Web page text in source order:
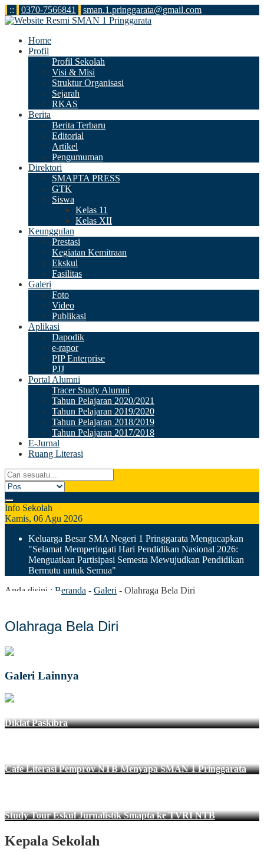
:: 0370-7566841 sman.1.pringgarata@gmail.com
Home
Profil
Profil Sekolah
Visi & Misi
Struktur Organisasi
Sejarah
RKAS
Berita
Berita Terbaru
Editorial
Artikel
Pengumuman
Direktori
SMAPTA PRESS
GTK
Siswa
Kelas 11
Kelas XII
Keunggulan
Prestasi
Kegiatan Kemitraan
Ekskul
Fasilitas
Galeri
Foto
Video
Publikasi
Aplikasi
Dapodik
e-rapor
PIP Enterprise
PJJ
Portal Alumni
Tracer Study Alumni
Tahun Pelajaran 2020/2021
Tahun Pelajaran 2019/2020
Tahun Pelajaran 2018/2019
Tahun Pelajaran 2017/2018
E-Jurnal
Ruang Literasi
Info Sekolah
Kamis, 06 Agu 2026
Keluarga Besar SMA Negeri 1 Pringgarata Mengucapkan
"Selamat Memperingati Hari Pendidikan Nasional 2026:
Menguatkan Partisipasi Semesta Mewujudkan Pendidikan
Bermutu untuk Semua"
Anda disini : Beranda - Galeri - Olahraga Bela Diri
Olahraga Bela Diri
Galeri Lainnya
Diklat Paskibra
Cafe Literasi Pemprov NTB Menyapa SMAN 1 Pringgarata
Study Tour Eskul Jurnalistik Smapta ke TVRI NTB
Kepala Sekolah